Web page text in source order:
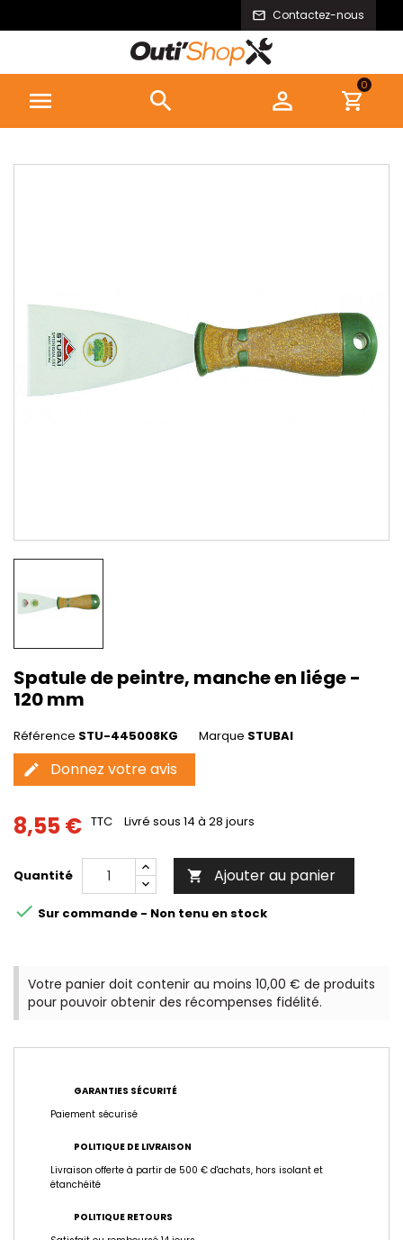
Contactez-nous
  
0
Spatule de peintre, manche en liége -
120 mm
Référence STU-445008KG Marque STUBAI
edit Donnez votre avis
8,55 € TTC Livré sous 14 à 28 jours
Quantité  Ajouter au panier
 Sur commande - Non tenu en stock
Votre panier doit contenir au moins 10,00 € de produits
pour pouvoir obtenir des récompenses fidélité.
GARANTIES SÉCURITÉ
Paiement sécurisé
POLITIQUE DE LIVRAISON
Livraison offerte à partir de 500 € d'achats, hors isolant et
étanchéité
POLITIQUE RETOURS